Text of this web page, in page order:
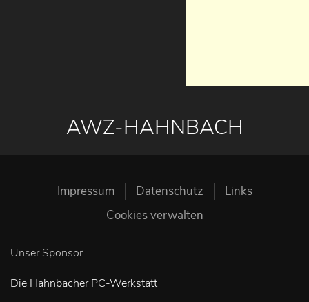
AWZ-HAHNBACH
Impressum Datenschutz
Links
Cookies verwalten
Unser Sponsor
Die Hahnbacher PC-Werkstatt